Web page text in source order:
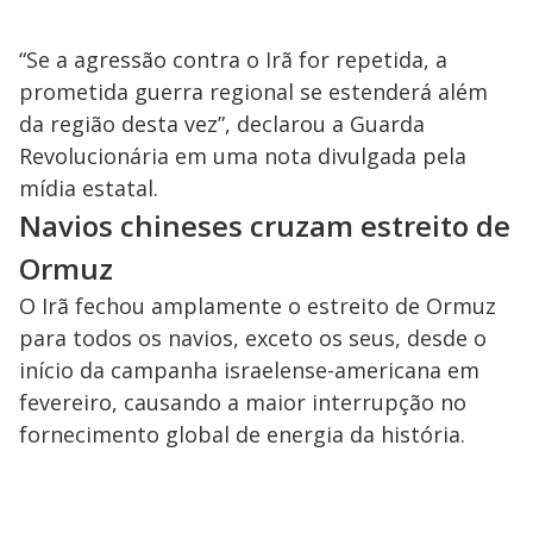
“Se a agressão contra o Irã for repetida, a
prometida guerra regional se estenderá além
da região desta vez”, declarou a Guarda
Revolucionária em uma nota divulgada pela
mídia estatal.
Navios chineses cruzam estreito de
Ormuz
O Irã fechou amplamente o estreito de Ormuz
para todos os navios, exceto os seus, desde o
início da campanha israelense-americana em
fevereiro, causando a maior interrupção no
fornecimento global de energia da história.